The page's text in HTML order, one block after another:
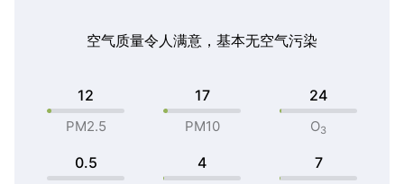
空气质量令人满意，基本无空气污染
12
PM2.5
17
PM10
24
O3
0.5 4 7